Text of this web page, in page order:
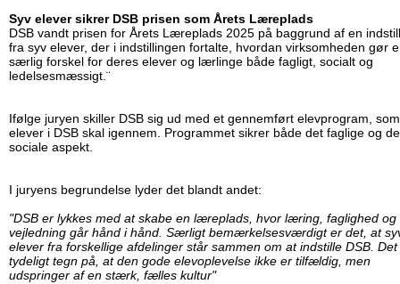
Syv elever sikrer DSB prisen som Årets Læreplads
DSB vandt prisen for Årets Læreplads 2025 på baggrund af en
fra syv elever, der i indstillingen fortalte, hvordan virksomheden gør
særlig forskel for deres elever og lærlinge både fagligt, socialt og
ledelsesmæssigt.¨
Ifølge juryen skiller DSB sig ud med et gennemført elevprogram,
elever i DSB skal igennem. Programmet sikrer både det faglige og
sociale aspekt.
I juryens begrundelse lyder det blandt andet:
"DSB er lykkes med at skabe en læreplads, hvor læring, faglighed og
vejledning går hånd i hånd. Særligt bemærkelsesværdigt er det, at
elever fra forskellige afdelinger står sammen om at indstille DSB.
tydeligt tegn på, at den gode elevoplevelse ikke er tilfældig, men
udspringer af en stærk, fælles kultur"